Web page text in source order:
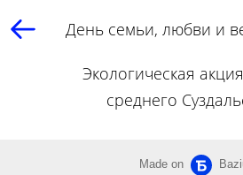
День семьи, любви и
Экологическая
среднего
Made on